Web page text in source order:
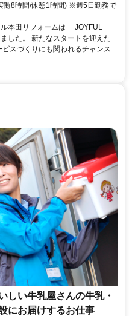
働8時間/休憩1時間) ※週5日勤務で
本田リフォームは 「JOYFUL
した。 新たなスタートを迎えた
スづくりにも関われるチャンス
しい牛乳屋さんの牛乳・
にお届けするお仕事